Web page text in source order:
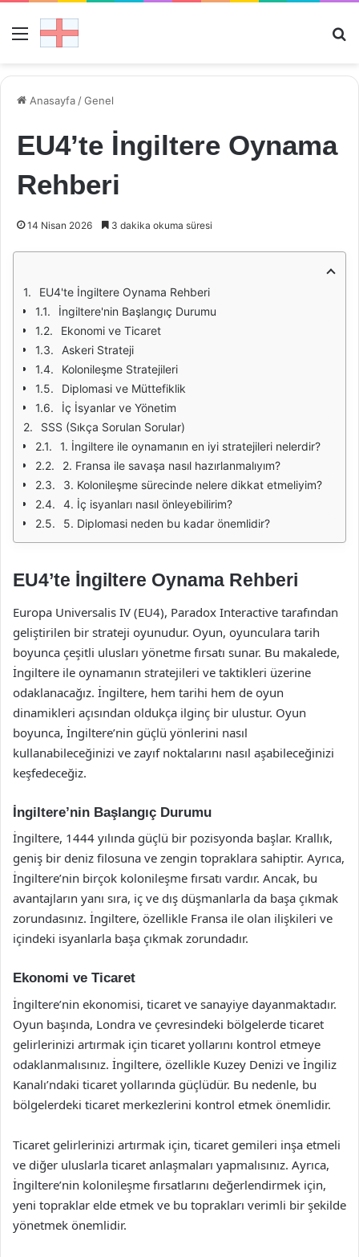
Menü
Anasayfa /Genel
EU4’te İngiltere Oynama
Rehberi
14 Nisan 2026 3 dakika okuma süresi
EU4'te İngiltere Oynama Rehberi
İngiltere'nin Başlangıç Durumu
Ekonomi ve Ticaret
Askeri Strateji
Kolonileşme Stratejileri
Diplomasi ve Müttefiklik
İç İsyanlar ve Yönetim
SSS (Sıkça Sorulan Sorular)
1. İngiltere ile oynamanın en iyi stratejileri nelerdir?
2. Fransa ile savaşa nasıl hazırlanmalıyım?
3. Kolonileşme sürecinde nelere dikkat etmeliyim?
4. İç isyanları nasıl önleyebilirim?
5. Diplomasi neden bu kadar önemlidir?
EU4’te İngiltere Oynama Rehberi
Europa Universalis IV (EU4), Paradox Interactive tarafından
geliştirilen bir strateji oyunudur. Oyun, oyunculara tarih
boyunca çeşitli ulusları yönetme fırsatı sunar. Bu makalede,
İngiltere ile oynamanın stratejileri ve taktikleri üzerine
odaklanacağız. İngiltere, hem tarihi hem de oyun
dinamikleri açısından oldukça ilginç bir ulustur. Oyun
boyunca, İngiltere’nin güçlü yönlerini nasıl
kullanabileceğinizi ve zayıf noktalarını nasıl aşabileceğinizi
keşfedeceğiz.
İngiltere’nin Başlangıç Durumu
İngiltere, 1444 yılında güçlü bir pozisyonda başlar. Krallık,
geniş bir deniz filosuna ve zengin topraklara sahiptir. Ayrıca,
İngiltere’nin birçok kolonileşme fırsatı vardır. Ancak, bu
avantajların yanı sıra, iç ve dış düşmanlarla da başa çıkmak
zorundasınız. İngiltere, özellikle Fransa ile olan ilişkileri ve
içindeki isyanlarla başa çıkmak zorundadır.
Ekonomi ve Ticaret
İngiltere’nin ekonomisi, ticaret ve sanayiye dayanmaktadır.
Oyun başında, Londra ve çevresindeki bölgelerde ticaret
gelirlerinizi artırmak için ticaret yollarını kontrol etmeye
odaklanmalısınız. İngiltere, özellikle Kuzey Denizi ve İngiliz
Kanalı’ndaki ticaret yollarında güçlüdür. Bu nedenle, bu
bölgelerdeki ticaret merkezlerini kontrol etmek önemlidir.
Ticaret gelirlerinizi artırmak için, ticaret gemileri inşa etmeli
ve diğer uluslarla ticaret anlaşmaları yapmalısınız. Ayrıca,
İngiltere’nin kolonileşme fırsatlarını değerlendirmek için,
yeni topraklar elde etmek ve bu toprakları verimli bir şekilde
yönetmek önemlidir.